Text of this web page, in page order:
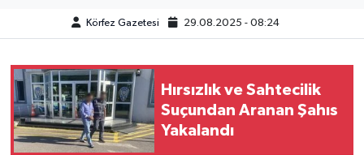
Körfez Gazetesi 29.08.2025 - 08:24
Hırsızlık ve Sahtecilik
Suçundan Aranan Şahıs
Yakalandı